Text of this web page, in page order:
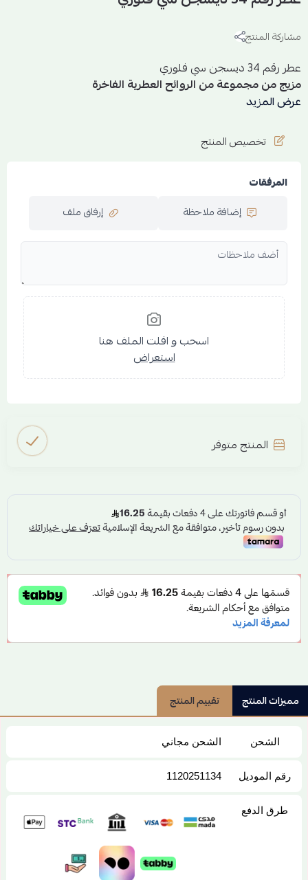
مشاركة المنتج
عطر رقم 34 ديسجن سي فلوري
مزيج من مجموعة من الروائح العطرية الفاخرة
تصنع حولك هالة عطرية قوية وفواحة تظهر في المكان مع أول
العطر يناسب كل محافلك ومجتمعاتك المختلفة.
بتركيز أقوى وثبات أكبر.
الجنس: للجنسين
التركيز: باريفيوم 30%
المكونات:
الوسط العطري : النيرولي - الورد - الباتشولي
القاعدة العطرية : المسك الابيض - الفانيليا
عرض المزيد
تخصيص المنتج
المرفقات
إضافة ملاحظة
إرفاق ملف
اسحب و افلت الملف هنا
استعراض
المنتج متوفر
مميزات المنتج تقييم المنتج
الشحن الشحن مجاني
رقم الموديل 1120251134
طرق الدفع